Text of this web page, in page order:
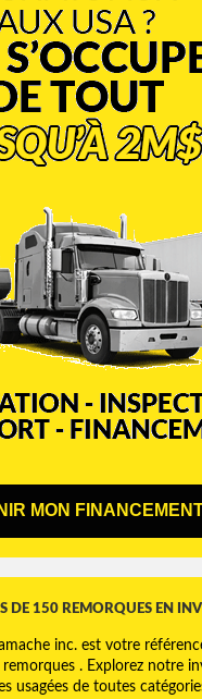
MON
DE 150 REMORQUES EN
inc. est votre
remorques . Explorez notre
usagées de toutes